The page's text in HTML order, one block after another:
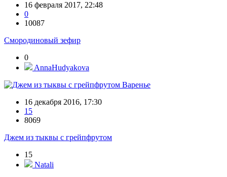
16 февраля 2017, 22:48
0
10087
Смородиновый зефир
0
AnnaHudyakova
Варенье
16 декабря 2016, 17:30
15
8069
Джем из тыквы с грейпфрутом
15
Natali